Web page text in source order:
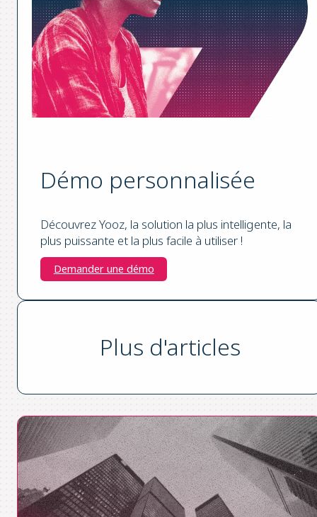
Démo personnalisée
Découvrez Yooz, la solution la plus intelligente, la
plus puissante et la plus facile à utiliser !
Demander une démo
Plus d'articles